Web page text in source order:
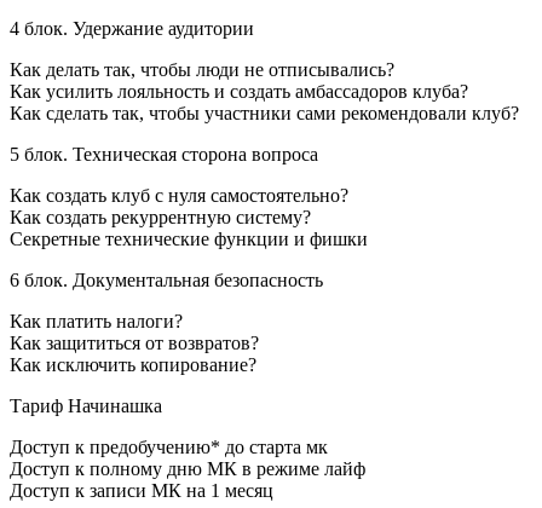
4 блок. Удержание аудитории
Как делать так, чтобы люди не отписывались?
Как усилить лояльность и создать амбассадоров клуба?
Как сделать так, чтобы участники сами рекомендовали клуб?
5 блок. Техническая сторона вопроса
Как создать клуб с нуля самостоятельно?
Как создать рекуррентную систему?
Секретные технические функции и фишки
6 блок. Документальная безопасность
Как платить налоги?
Как защититься от возвратов?
Как исключить копирование?
Тариф Начинашка
Доступ к предобучению* до старта мк
Доступ к полному дню МК в режиме лайф
Доступ к записи МК на 1 месяц